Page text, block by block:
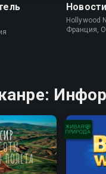
Hollywood
Франция,